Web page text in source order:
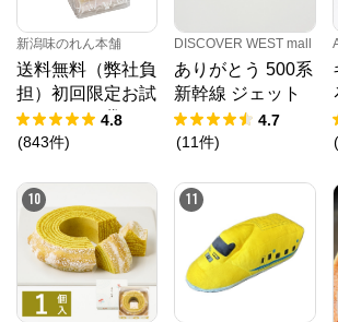
新潟味のれん本舗
送料無料（弊社負
担）初回限定お試
しセット 袋
4.8
(843件)
DISCOVER WEST mall
ありがとう 500系
新幹線 ジェット
ストリーム４＆１
4.7
(11件)
10 11